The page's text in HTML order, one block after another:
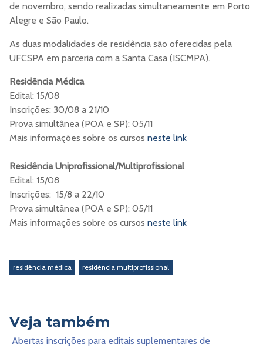
de novembro, sendo realizadas simultaneamente em Porto
Alegre e São Paulo.
As duas modalidades de residência são oferecidas pela
UFCSPA em parceria com a Santa Casa (ISCMPA).
Residência Médica
Edital: 15/08
Inscrições: 30/08 a 21/10
Prova simultânea (POA e SP): 05/11
Mais informações sobre os cursos neste link
Residência Uniprofissional/Multiprofissional
Edital: 15/08
Inscrições: 15/8 a 22/10
Prova simultânea (POA e SP): 05/11
Mais informações sobre os cursos neste link
residência médica residência multiprofissional
Veja também
Abertas inscrições para editais suplementares de